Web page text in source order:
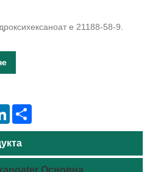
е 21188-58-9.
LinkedIn
Основна